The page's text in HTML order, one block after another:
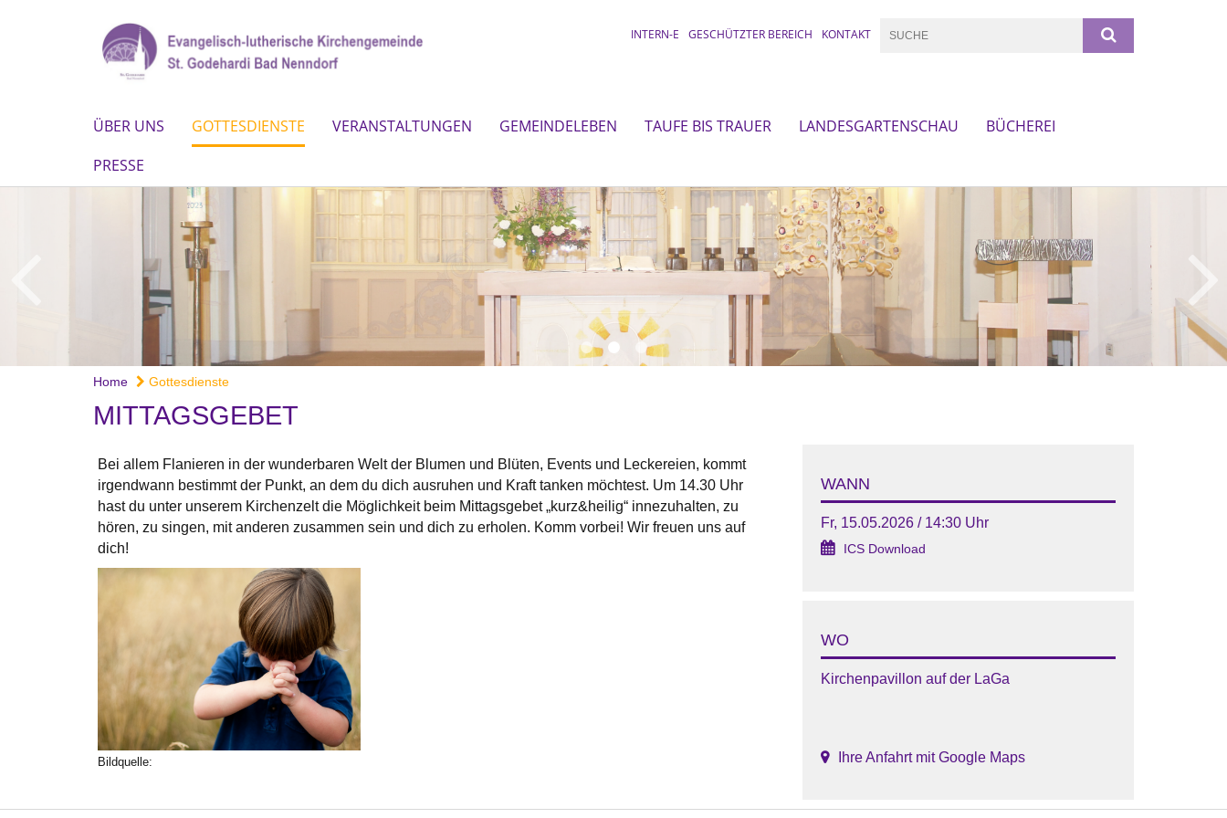
INTERN-E GESCHÜTZTER BEREICH KONTAKT
ÜBER UNS GOTTESDIENSTE VERANSTALTUNGEN GEMEINDELEBEN TAUFE BIS TRAUER LANDESGARTENSCHAU
BÜCHEREI
PRESSE
Home Gottesdienste
MITTAGSGEBET
Bei allem Flanieren in der wunderbaren Welt der Blumen und Blüten, Events und Leckereien, kommt
irgendwann bestimmt der Punkt, an dem du dich ausruhen und Kraft tanken möchtest. Um 14.30 Uhr
hast du unter unserem Kirchenzelt die Möglichkeit beim Mittagsgebet „kurz&heilig“ innezuhalten, zu
hören, zu singen, mit anderen zusammen sein und dich zu erholen. Komm vorbei! Wir freuen uns auf
dich!
Bildquelle:
WANN
Fr, 15.05.2026 / 14:30 Uhr
ICS Download
WO
Kirchenpavillon auf der LaGa
Ihre Anfahrt mit Google Maps